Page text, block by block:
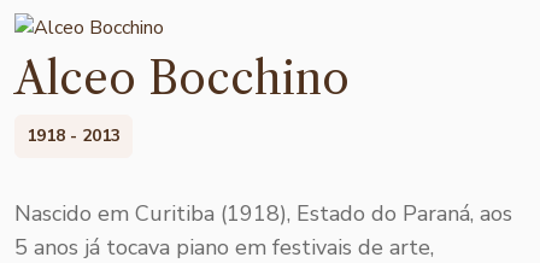
Alceo Bocchino
1918 - 2013
Nascido em Curitiba (1918), Estado do Para­ná, aos
5 anos já tocava piano em festivais de arte,